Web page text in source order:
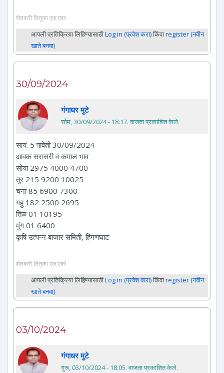
शेतकरी तितुका एक एक!
आपली प्रतिक्रिया लिहिण्यासाठीLog in (प्रवेश करा)किंवाregister (नवीन
खाते बनवा)
30/09/2024
गंगाधर मुटे
सोम, 30/09/2024 - 18:17. वाजता प्रकाशित केले.
सायं. 5 पावेतो 30/09/2024
आवक सरासरी व कमाल भाव
सोया 2975 4000 4700
तुर 215 9200 10025
चना 85 6900 7300
गहु 182 2500 2695
तिळ 01 10195
मुंग 01 6400
कृषि उत्पन्न बाजार समिती, हिंगणघाट
शेतकरी तितुका एक एक!
आपली प्रतिक्रिया लिहिण्यासाठीLog in (प्रवेश करा)किंवाregister (नवीन
खाते बनवा)
03/10/2024
गंगाधर मुटे
गुरू, 03/10/2024 - 18:05. वाजता प्रकाशित केले.